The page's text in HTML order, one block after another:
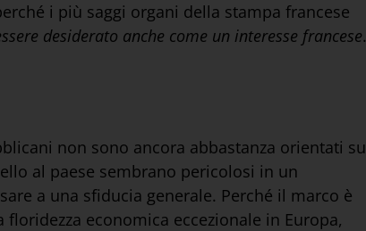
i più saggi organi della stampa francese
desiderato anche come un interesse francese.
non sono ancora abbastanza orientati su
al paese sembrano pericolosi in un
a una sfiducia generale. Perché il marco è
economica eccezionale in Europa,